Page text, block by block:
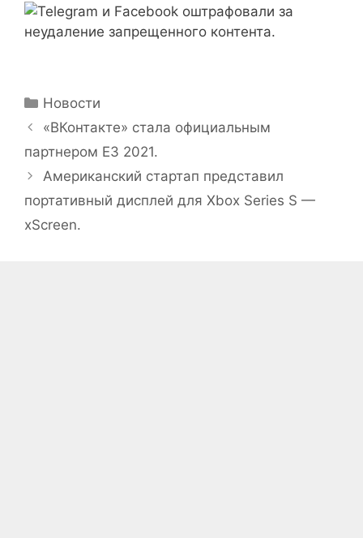
Рубрики
Новости
«ВКонтакте» стала официальным
партнером E3 2021.
Американский стартап представил
портативный дисплей для Xbox Series S —
xScreen.